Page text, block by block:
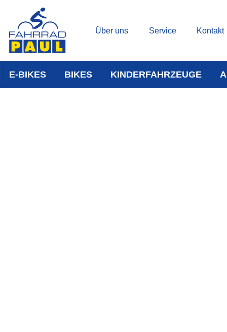
Über uns Service Kontakt
E-BIKES BIKES KINDERFAHRZEUGE